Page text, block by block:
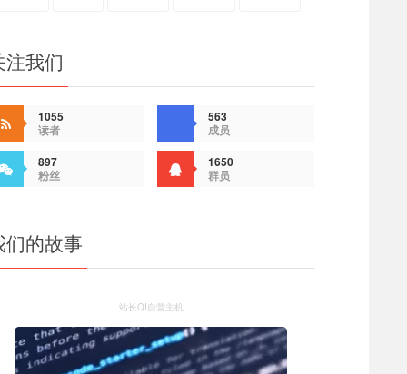
注我们
1055
读者
563
成员
897
粉丝
1650
群员
们的故事
站长QI自营主机